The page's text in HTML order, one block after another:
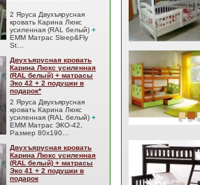
2 Яруса Двухъярусная
кровать Карина Люкс
усиленная (RAL белый) +
EMM Матрас Sleep&Fly
St…
Двухъярусная кровать
Карина Люкс усиленная
(RAL белый) + матрасы
Эко 42 + 2 подушки в
подарок*
2 Яруса Двухъярусная
кровать Карина Люкс
усиленная (RAL белый) +
EMM Матрас ЭКО-42,
Размер 80x190…
Двухъярусная кровать
Карина Люкс усиленная
(RAL белый) + матрасы
Эко 41 + 2 подушки в
подарок